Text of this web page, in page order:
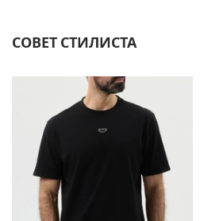
СОВЕТ СТИЛИСТА